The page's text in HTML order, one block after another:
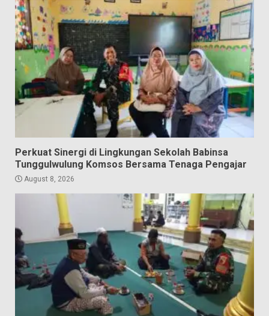
Perkuat Sinergi di Lingkungan Sekolah Babinsa
Tunggulwulung Komsos Bersama Tenaga Pengajar
August 8, 2026